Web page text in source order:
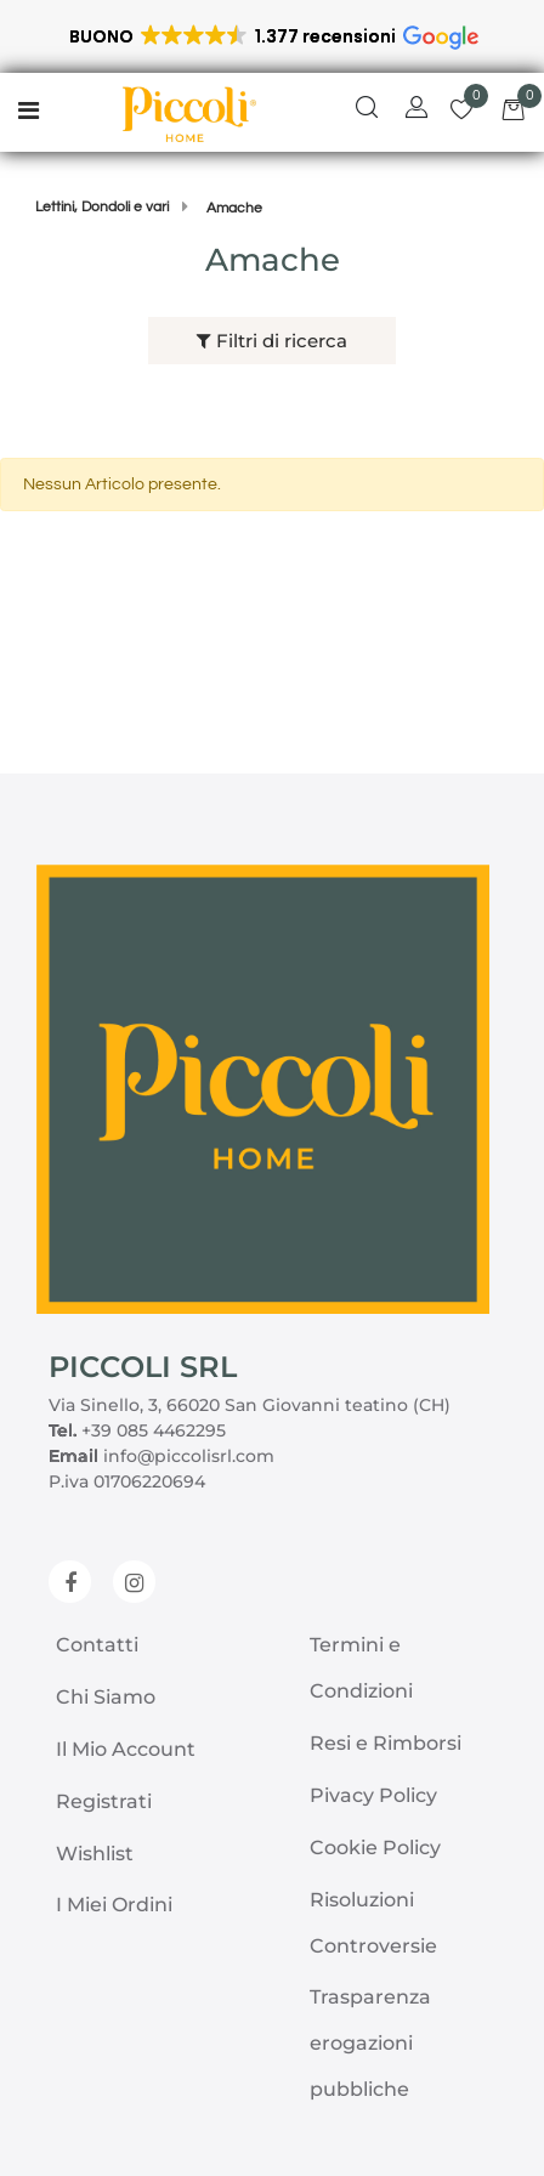
BUONO 1.377 recensioni
0 0
Lettini, Dondoli e vari Amache
Amache
Filtri di ricerca
Nessun Articolo presente.
PICCOLI SRL
Via Sinello, 3, 66020 San Giovanni teatino (CH)
Tel. +39 085 4462295
Email info@piccolisrl.com
P.iva 01706220694
Contatti
Chi Siamo
Il Mio Account
Registrati
Wishlist
I Miei Ordini
Termini e
Condizioni
Resi e Rimborsi
Pivacy Policy
Cookie Policy
Risoluzioni
Controversie
Trasparenza
erogazioni
pubbliche